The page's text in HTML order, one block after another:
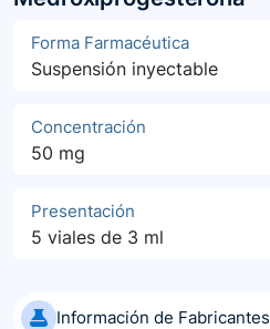
Forma Farmacéutica
Suspensión inyectable
Concentración
50 mg
Presentación
5 viales de 3 ml
Información de Fabricantes